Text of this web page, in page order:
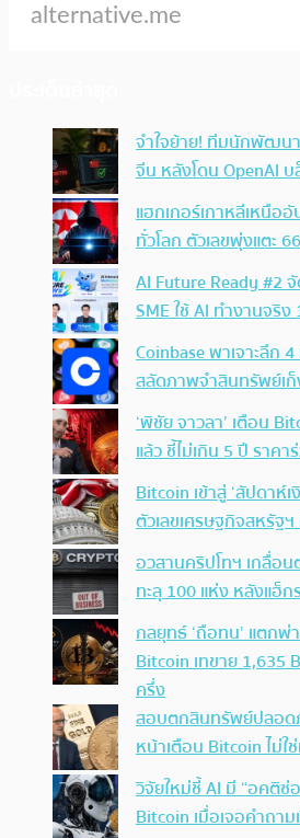
จำใจย้าย! ทีมนักพัฒน
จีน หลังโดน OpenAI บ
แฮกเกอร์เกาหลีเหนือ
ทั่วโลก ตัวเลขพุ่งแตะ
AI Future Ready #2
SME ใช้ AI ทำงานจริ
Coinbase พาเจาะลึก
สลัดภาพจำสินทรัพย์เก็
‘พิชัย จาวลา’ เตือน
แล้ว ชี้ไม่เกิน 5 ปี ราค
Bitcoin เข้าสู่ ‘สัปดาห์
ตัวเลขเศรษฐกิจสหรัฐ
อวสานคริปโทฯ เกลื่อ
ทะลุ 100 แห่ง หลังแฮ็
กลยุทธ์ ‘ถือทน’ แตก
Bitcoin เทขาย 1,635
ครึ่ง
สอบตกสินทรัพย์ปลอด
หน้าเตือน Bitcoin ไม่
วิจัยใหม่ชี้ AI มี “อคติซ่
Bitcoin เมื่อเจอคำถา